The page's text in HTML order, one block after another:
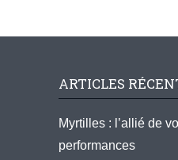
ARTICLES
Myrtilles : l’allié de
performances